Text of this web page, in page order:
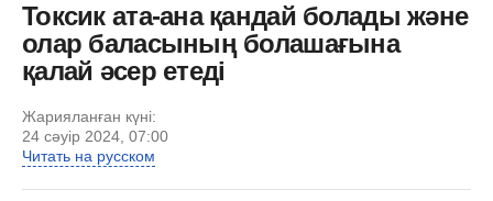
Токсик ата-ана қандай болады және
олар баласының болашағына
қалай әсер етеді
Жарияланған күні:
24 сәуір 2024, 07:00
Читать на русском